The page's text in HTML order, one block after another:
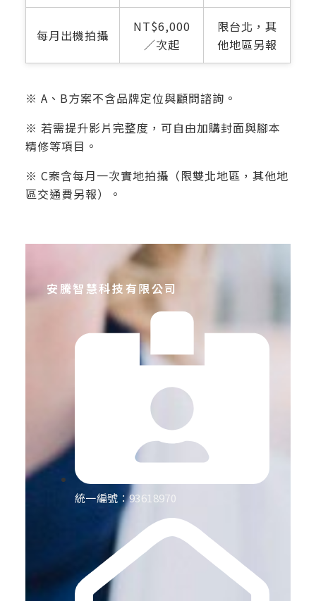
每月出機拍攝
NT$6,000
／次起
限台北，其
他地區另報
※ A、B方案不含品牌定位與顧問諮詢。
※ 若需提升影片完整度，可自由加購封面與腳本
精修等項目。
※ C案含每月一次實地拍攝（限雙北地區，其他地
區交通費另報）。
安騰智慧科技有限公司
統一編號：93618970